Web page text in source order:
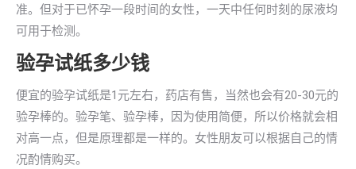
准。但对于已怀孕一段时间的女性，一天中任何时刻的尿液均
可用于检测。
验孕试纸多少钱
便宜的验孕试纸是1元左右，药店有售，当然也会有20-30元的
验孕棒的。验孕笔、验孕棒，因为使用简便，所以价格就会相
对高一点，但是原理都是一样的。女性朋友可以根据自己的情
况酌情购买。